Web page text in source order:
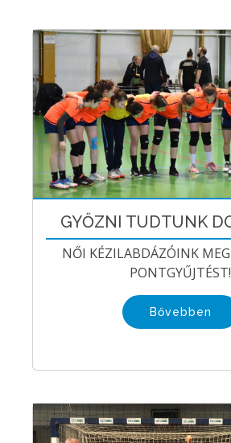
GYŐZNI TUDTUNK
NŐI KÉZILABDÁZÓINK
PONTGYŰJTÉST!
Bővebben